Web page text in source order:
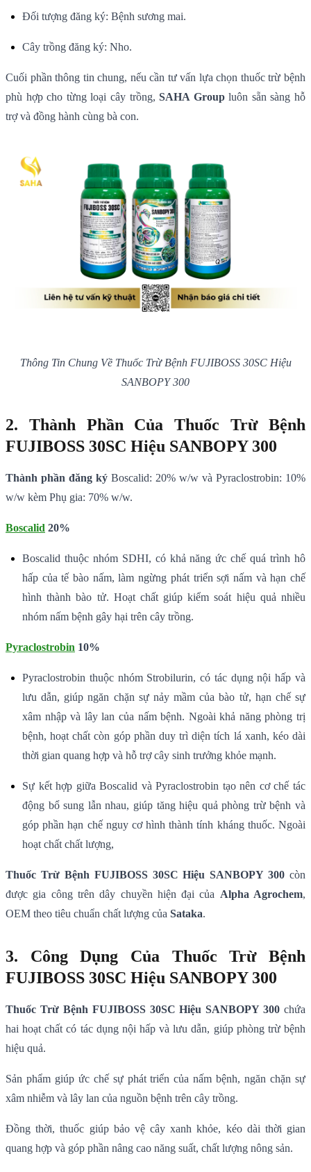
Đối tượng đăng ký: Bệnh sương mai.
Cây trồng đăng ký: Nho.
Cuối phần thông tin chung, nếu cần tư vấn lựa chọn thuốc trừ bệnh
phù hợp cho từng loại cây trồng,SAHA Groupluôn sẵn sàng hỗ
trợ và đồng hành cùng bà con.
Thông Tin Chung Về Thuốc Trừ Bệnh FUJIBOSS 30SC Hiệu
SANBOPY 300
2. Thành Phần Của Thuốc Trừ Bệnh
FUJIBOSS 30SC Hiệu SANBOPY 300
Thành phần đăng ký Boscalid: 20% w/w và Pyraclostrobin: 10%
w/w kèm Phụ gia: 70% w/w.
Boscalid 20%
Boscalid thuộc nhóm SDHI, có khả năng ức chế quá trình hô
hấp của tế bào nấm, làm ngừng phát triển sợi nấm và hạn chế
hình thành bào tử. Hoạt chất giúp kiểm soát hiệu quả nhiều
nhóm nấm bệnh gây hại trên cây trồng.
Pyraclostrobin 10%
Pyraclostrobin thuộc nhóm Strobilurin, có tác dụng nội hấp và
lưu dẫn, giúp ngăn chặn sự nảy mầm của bào tử, hạn chế sự
xâm nhập và lây lan của nấm bệnh. Ngoài khả năng phòng trị
bệnh, hoạt chất còn góp phần duy trì diện tích lá xanh, kéo dài
thời gian quang hợp và hỗ trợ cây sinh trưởng khỏe mạnh.
Sự kết hợp giữa Boscalid và Pyraclostrobin tạo nên cơ chế tác
động bổ sung lẫn nhau, giúp tăng hiệu quả phòng trừ bệnh và
góp phần hạn chế nguy cơ hình thành tính kháng thuốc. Ngoài
hoạt chất chất lượng,
Thuốc Trừ Bệnh FUJIBOSS 30SC Hiệu SANBOPY 300 còn
được gia công trên dây chuyền hiện đại của Alpha Agrochem,
OEM theo tiêu chuẩn chất lượng của Sataka.
3. Công Dụng Của Thuốc Trừ Bệnh
FUJIBOSS 30SC Hiệu SANBOPY 300
Thuốc Trừ Bệnh FUJIBOSS 30SC Hiệu SANBOPY 300 chứa
hai hoạt chất có tác dụng nội hấp và lưu dẫn, giúp phòng trừ bệnh
hiệu quả.
Sản phẩm giúp ức chế sự phát triển của nấm bệnh, ngăn chặn sự
xâm nhiễm và lây lan của nguồn bệnh trên cây trồng.
Đồng thời, thuốc giúp bảo vệ cây xanh khỏe, kéo dài thời gian
quang hợp và góp phần nâng cao năng suất, chất lượng nông sản.